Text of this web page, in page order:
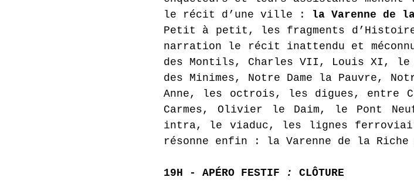
le récit d’une ville : la Varenne de
Petit à petit, les fragments
narration le récit inattendu et
des Montils, Charles VII, Louis XI, le
des Minimes, Notre Dame la Pauvre,
Anne, les octrois, les digues, entre
Carmes, Olivier le Daim, le Pont
intra, le viaduc, les lignes
résonne enfin : la Varenne de la
19H - APÉRO FESTIF : CLÔTURE